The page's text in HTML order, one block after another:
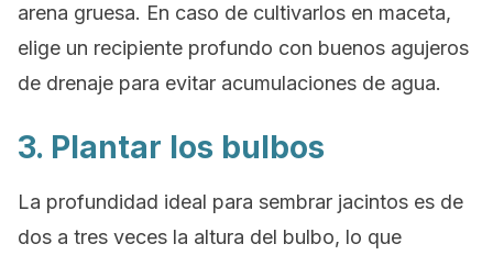
arena gruesa. En caso de cultivarlos en maceta,
elige un recipiente profundo con buenos agujeros
de drenaje para evitar acumulaciones de agua.
3. Plantar los bulbos
La profundidad ideal para sembrar jacintos es de
dos a tres veces la altura del bulbo, lo que